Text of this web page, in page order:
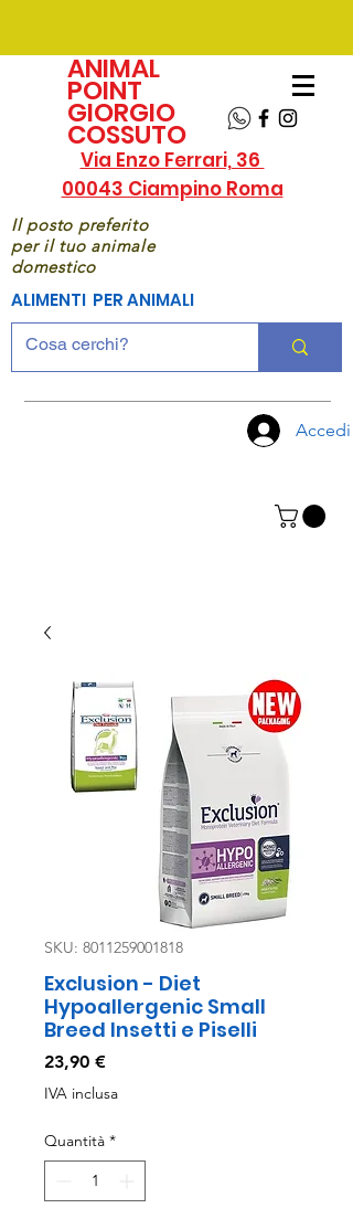
ANIMAL
POINT
GIORGIO
COSSUTO
Via Enzo Ferrari, 36
00043 Ciampino Roma
Il posto preferito
per il tuo animale
domestico
ALIMENTI PER ANIMALI
Accedi
SKU: 8011259001818
Exclusion - Diet
Hypoallergenic Small
Breed Insetti e Piselli
23,90 €Prezzo
IVA inclusa
Quantità *